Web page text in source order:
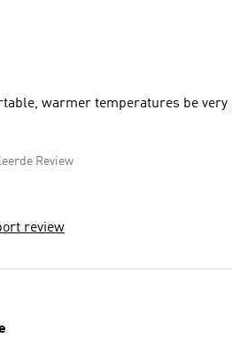
warmer temperatures be very
Review
review